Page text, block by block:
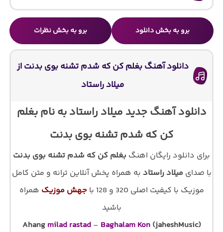
برو به بخش دانلود برو به بخش نظرات
دانلود آهنگ بغلم کن که شدم تشنه بوی بدنت از
میلاد راستاد
دانلود آهنگ جدید میلاد راستاد به نام بغلم
کن که شدم تشنه بوی بدنت
برای دانلود رایگان اهنگ بغلم کن که شدم تشنه بوی بدنت
با صدایمیلاد راستاد به همراه پخش آنلاین ترانه و متن کامل
موزیک با کیفیت اصلی 320 و 128 با
جهش موزیک همراه
باشید
Ahang milad rastad– Baghalam Kon(jaheshMusic)